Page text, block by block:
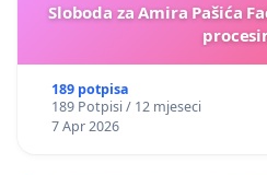
Sloboda za Amira Pašića
189 potpisa
189 Potpisi / 12 mjeseci
7 Apr 2026